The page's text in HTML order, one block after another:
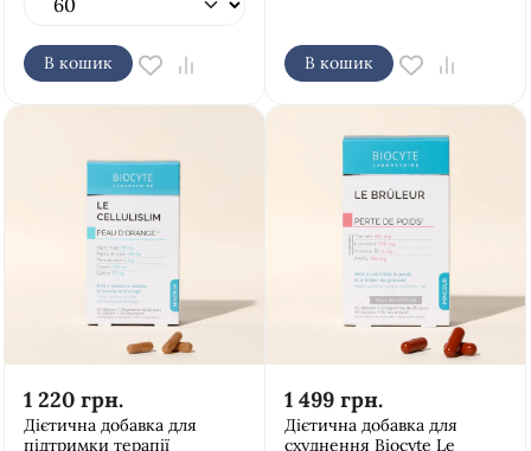
В кошик В кошик
1 220 грн.
Дієтична добавка для
підтримки терапії
1 499 грн.
Дієтична добавка для
схуднення Biocyte Le